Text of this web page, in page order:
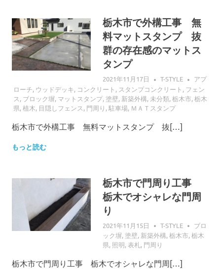
栃木市で外構工事 無
料マットスタンプ 抜
群の存在感のマットス
タンプ
2021年11月17日 T-STYLE
アプ
ローチ, ウッドデッキ, コンクリート , スタンプコンクリート , フェン
ス, ブロック塀, マットスタンプ,塗壁, 新築外構, 未分類,栃木市,栃木
県,植木, 目隠しフェンス, 門周り ,駐車場, ＭＡＴスタンプ
栃木市で外構工事 無料マットスタンプ 抜[…]
もっと読む
栃木市で門周り工事
栃木でオシャレな門周
り
2021年11月15日 T-STYLE
ブロ
ック塀,塗壁, 新築外構,栃木市,栃木
県, 照明,表札, 門周り
栃木市で門周り工事 栃木でオシャレな門周[…]